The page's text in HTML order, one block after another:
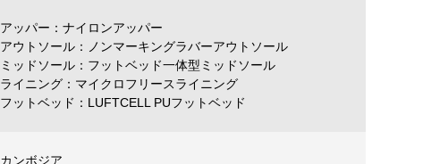
アッパー：ナイロンアッパー
アウトソール：ノンマーキングラバーアウトソール
ミッドソール：フットベッド一体型ミッドソール
ライニング：マイクロフリースライニング
フットベッド：LUFTCELL PUフットベッド
カンボジア